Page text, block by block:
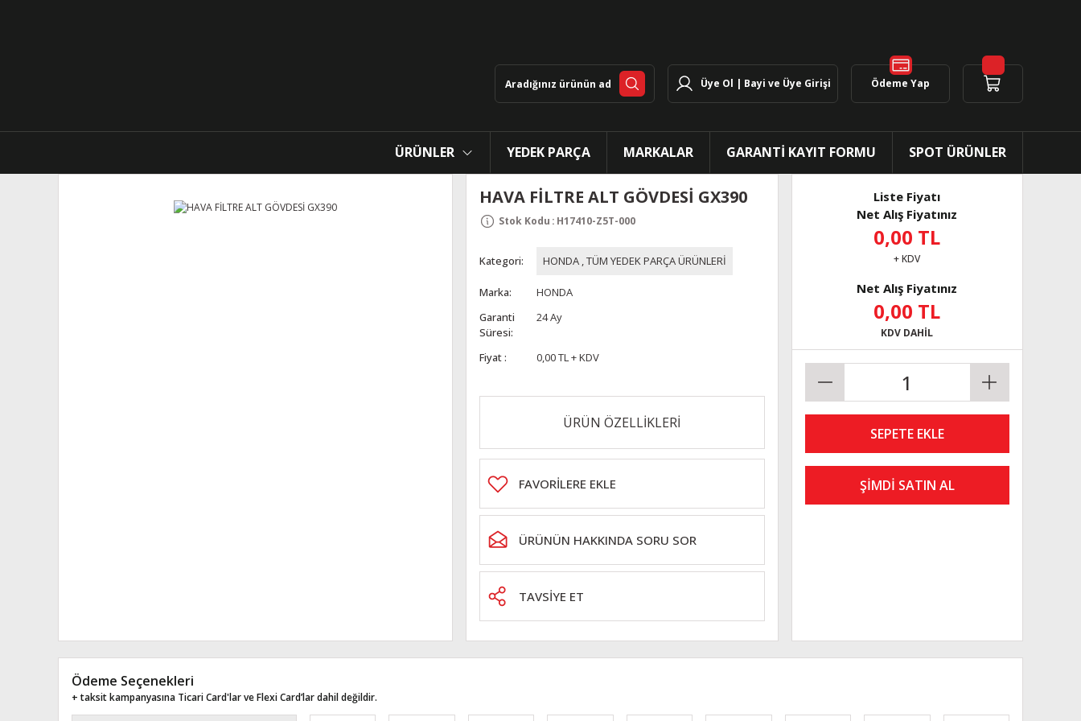
Üye Ol | Bayi ve Üye Girişi Ödeme Yap
ÜRÜNLER YEDEK PARÇA MARKALAR GARANTİ KAYIT FORMU SPOT ÜRÜNLER
HAVA FİLTRE ALT GÖVDESİ GX390
Stok Kodu : H17410-Z5T-000
Kategori HONDA ,TÜM YEDEK PARÇA ÜRÜNLERİ
Marka
HONDA
Garanti
Süresi
24 Ay
Fiyat 0,00 TL + KDV
ÜRÜN ÖZELLİKLERİ
ÜRÜNÜN HAKKINDA SORU SOR
TAVSİYE ET
Liste Fiyatı
Net Alış Fiyatınız
0,00 TL
+ KDV
Net Alış Fiyatınız
0,00 TL
KDV DAHİL
SEPETE EKLE
ŞİMDİ SATIN AL
Ödeme Seçenekleri
+ taksit kampanyasına Ticari Card'lar ve Flexi Card’lar dahil değildir.